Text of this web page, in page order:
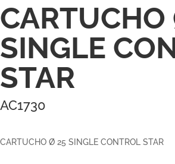
SINGLE
STAR
AC1730
CARTUCHO Ø 25 SINGLE CONTROL STAR